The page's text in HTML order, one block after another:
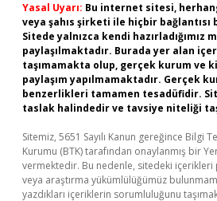
Yasal Uyarı: Bu internet sitesi,
veya şahıs şirketi ile hiçbir bağlantısı
Sitede yalnızca kendi hazırladığımız
paylaşılmaktadır. Burada yer alan
taşımamakta olup, gerçek kurum ve
paylaşım yapılmamaktadır. Gerçek
benzerlikleri tamamen tesadüfidir.
taslak halindedir ve tavsiye niteliği
Sitemiz, 5651 Sayılı Kanun gereğince Bilgi
Kurumu (BTK) tarafından onaylanmış bir
vermektedir. Bu nedenle, sitedeki
veya araştırma yükümlülüğümüz
yazdıkları içeriklerin sorumluluğunu